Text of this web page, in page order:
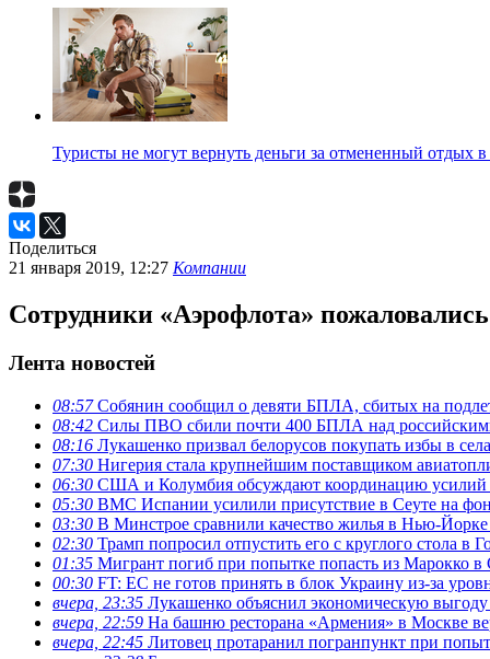
Туристы не могут вернуть деньги за отмененный отдых
Поделиться
21 января 2019, 12:27 Компании
Сотрудники «Аэрофлота»
Лента новостей
08:57Собянин сообщил о девяти БПЛА, сбитых на
08:42 Силы ПВО сбили почти 400 БПЛА над
08:16 Лукашенко призвал белорусов покупать избы в
07:30 Нигерия стала крупнейшим поставщиком
06:30 США и Колумбия обсуждают координацию усилий
05:30 ВМС Испании усилили присутствие в Сеуте на
03:30 В Минстрое сравнили качество жилья в Нью-
02:30 Трамп попросил отпустить его с круглого стола в
01:35 Мигрант погиб при попытке попасть из Марокко в
00:30 FT: ЕС не готов принять в блок Украину из-за
вчера, 23:35 Лукашенко объяснил экономическую
вчера, 22:59 На башню ресторана «Армения» в Москве
вчера, 22:45 Литовец протаранил погранпункт при